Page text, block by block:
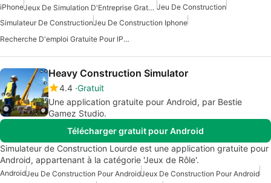
iPhone Jeux De Simulation D'Entreprise Gratuits Pour IPhone Jeu De Construction
Simulateur De ConstructionJeu De Construction Iphone
Recherche D'emploi Gratuite Pour IPhone
Heavy Construction Simulator
4.4 Gratuit
Une application gratuite pour Android, par Bestie
Gamez Studio.
Télécharger gratuit pour Android
Simulateur de Construction Lourde est une application gratuite pour
Android, appartenant à la catégorie 'Jeux de Rôle'.
AndroidJeu De Construction Pour AndroidJeux De Construction Pour Android